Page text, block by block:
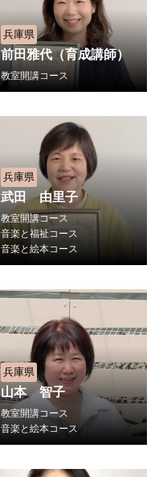
兵庫県
前田雅代（育成講師）
教室開講コース
兵庫県
武田 由里子
教室開講コース
音楽と福祉コース
音楽と絵本コース
兵庫県
山本 智子
教室開講コース
音楽と絵本コース